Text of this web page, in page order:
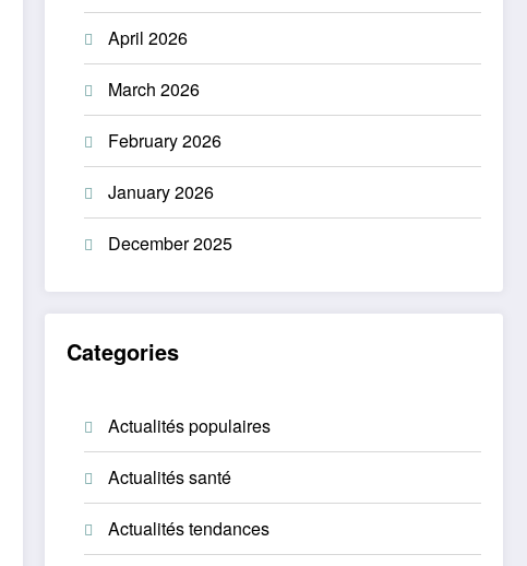
April 2026
March 2026
February 2026
January 2026
December 2025
Categories
Actualités populaires
Actualités santé
Actualités tendances